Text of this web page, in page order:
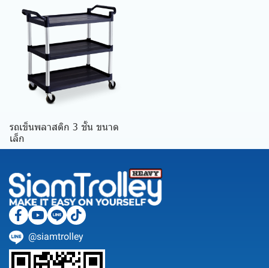
รถเข็นพลาสติก 3 ชั้น ขนาด
เล็ก
@siamtrolley